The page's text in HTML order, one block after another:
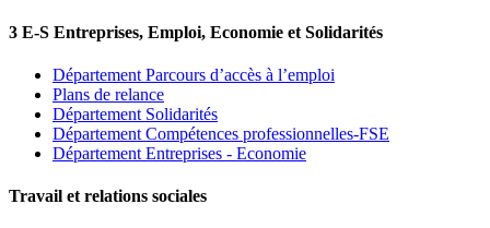
3 E-S Entreprises, Emploi, Economie et Solidarités
Département Parcours d’accès à l’emploi
Plans de relance
Département Solidarités
Département Compétences professionnelles-FSE
Département Entreprises - Economie
Travail et relations sociales